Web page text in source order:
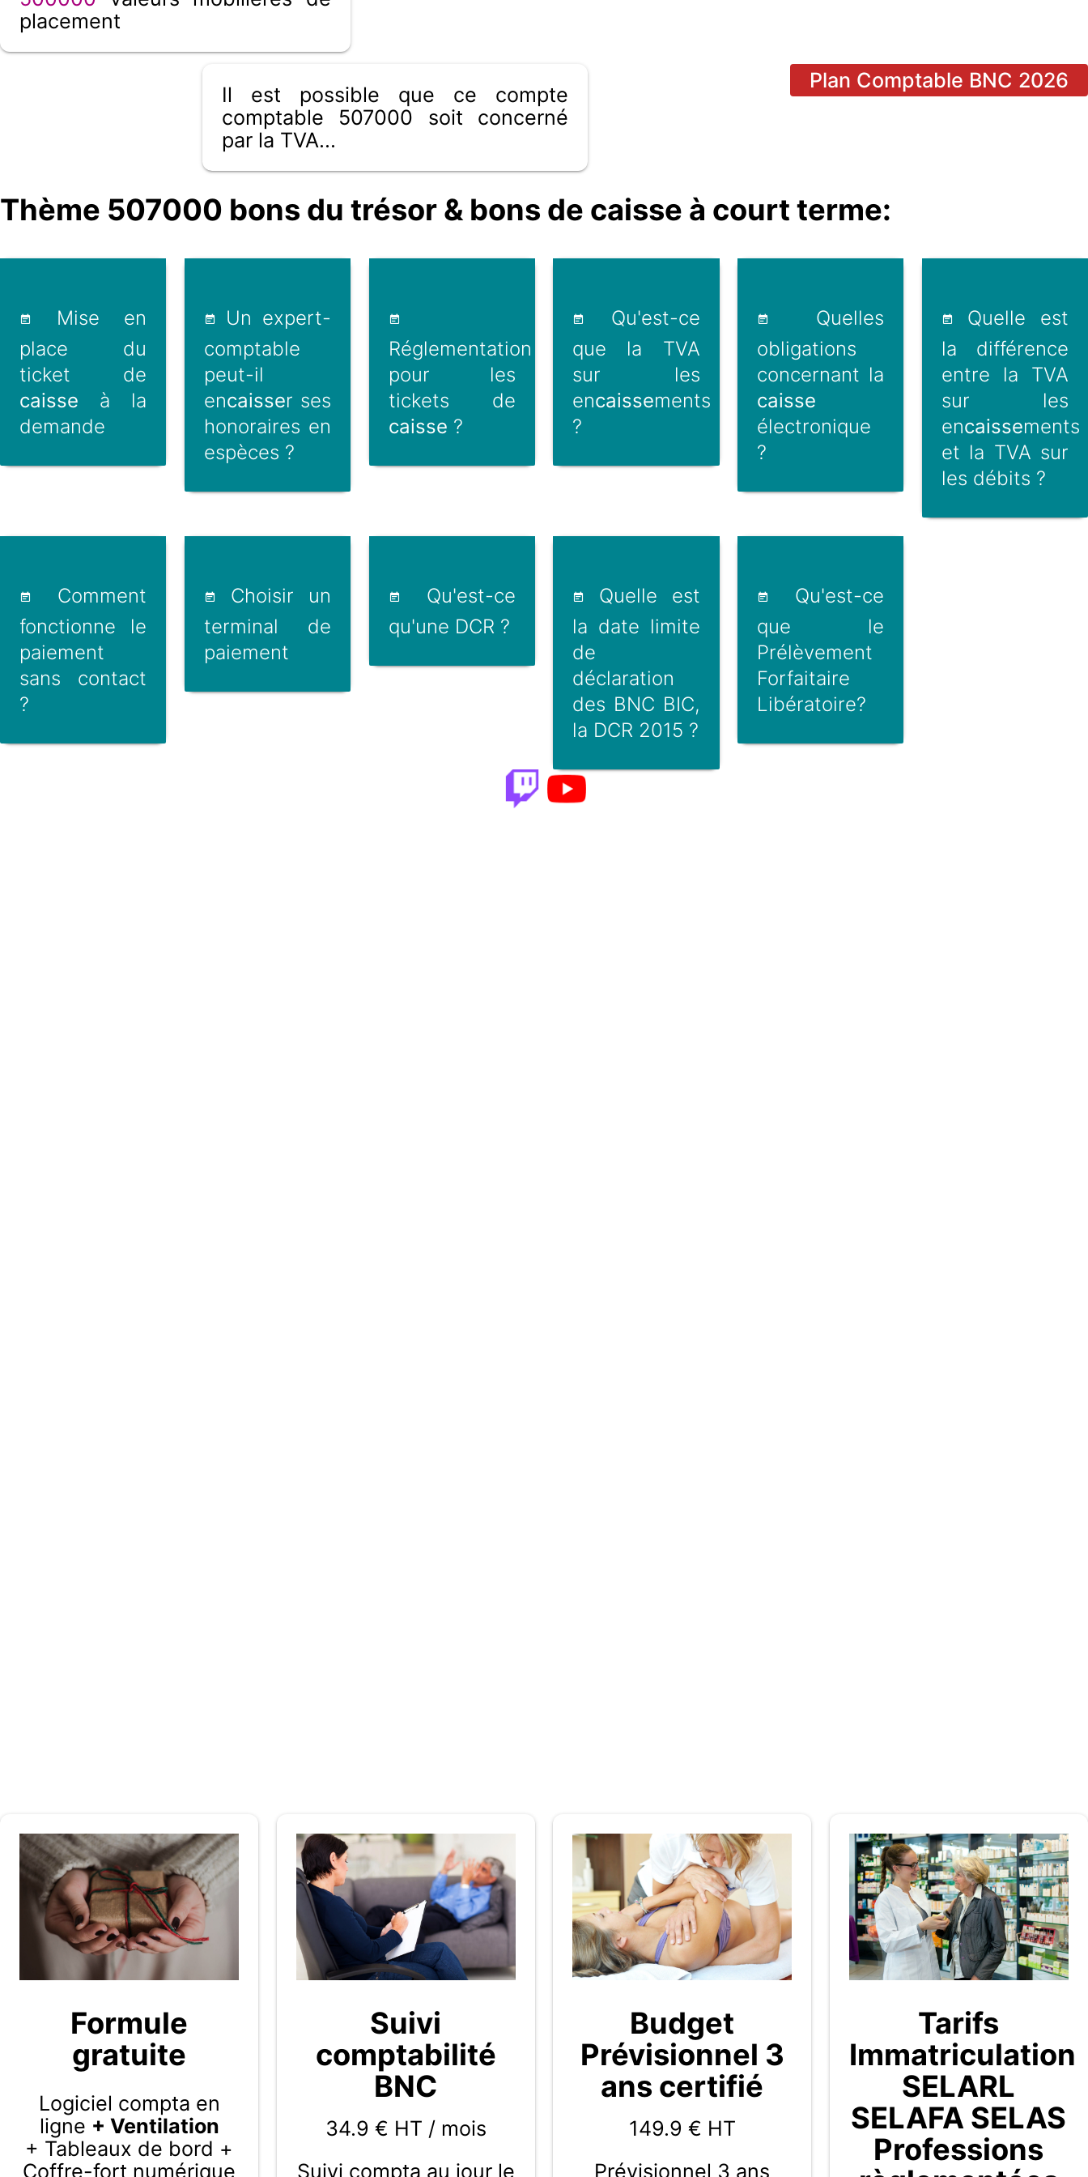
placement
Plan Comptable BNC 2026
Il est possible que ce compte
comptable 507000 soit concerné
par la TVA...
Thème 507000 bons du trésor & bons de caisse à court terme:
Mise en
place du
ticket de
caisse à la
demande
Un expert-
comptable
peut-il
encaisser ses
honoraires en
espèces ?
Réglementation
pour les
tickets de
caisse ?
Qu'est-ce
que la TVA
sur les
encaissements
?
Quelles
obligations
concernant la
caisse
électronique
?
Quelle est
la différence
entre la TVA
sur les
encaissements
et la TVA sur
les débits ?
Comment
fonctionne le
paiement
sans contact
?
Choisir un
terminal de
paiement
Qu'est-ce
qu'une DCR ?
Quelle est
la date limite
de
déclaration
des BNC BIC,
la DCR 2015 ?
Qu'est-ce
que le
Prélèvement
Forfaitaire
Libératoire?
Formule
gratuite
Logiciel compta en
ligne + Ventilation
+ Tableaux de bord +
Coffre-fort numérique
Suivi
comptabilité
BNC
34.9 € HT / mois
Suivi compta au jour le
Budget
Prévisionnel 3
ans certifié
149.9 € HT
Prévisionnel 3 ans
Tarifs
Immatriculation
SELARL
SELAFA SELAS
Professions